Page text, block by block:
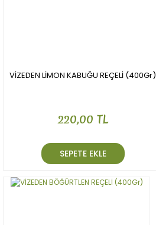
VİZEDEN LİMON KABUĞU REÇELİ (400Gr)
220,00 TL
SEPETE EKLE